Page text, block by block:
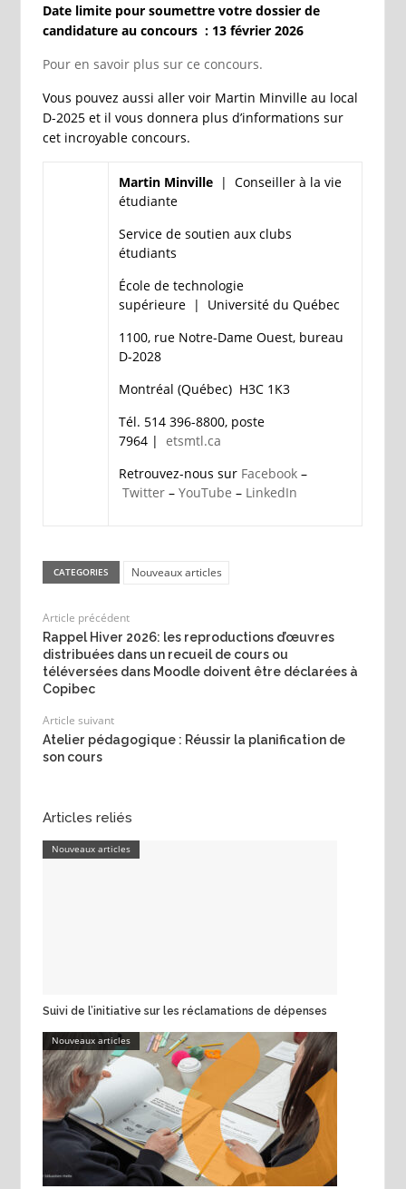
Date limite pour soumettre votre dossier de
candidature au concours : 13 février 2026
Pour en savoir plus sur ce concours.
Vous pouvez aussi aller voir Martin Minville au local
D-2025 et il vous donnera plus d’informations sur
cet incroyable concours.
Martin Minville | Conseiller à la vie
étudiante
Service de soutien aux clubs
étudiants
École de technologie
supérieure | Université du Québec
1100, rue Notre-Dame Ouest, bureau
D-2028
Montréal (Québec) H3C 1K3
Tél. 514 396-8800, poste
7964 |etsmtl.ca
Retrouvez-nous sur Facebook –
Twitter –YouTube – LinkedIn
CATEGORIES Nouveaux articles
Article précédent
Rappel Hiver 2026: les reproductions d’œuvres
distribuées dans un recueil de cours ou
téléversées dans Moodle doivent être déclarées à
Copibec
Article suivant
Atelier pédagogique : Réussir la planification de
son cours
Articles reliés
Nouveaux articles
Suivi de l’initiative sur les réclamations de dépenses
Nouveaux articles